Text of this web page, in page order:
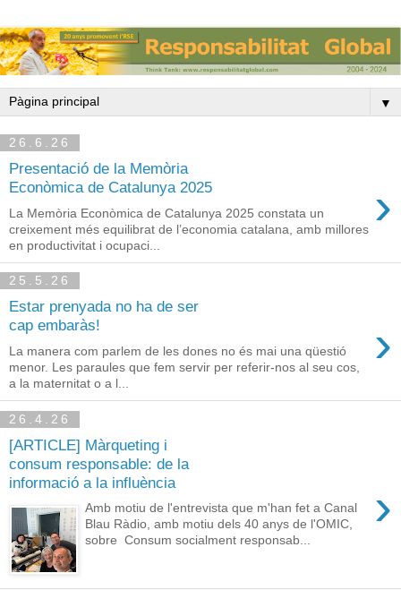
▼
26.6.26
Presentació de la Memòria
Econòmica de Catalunya 2025
›
La Memòria Econòmica de Catalunya 2025 constata un
creixement més equilibrat de l’economia catalana, amb millores
en productivitat i ocupaci...
25.5.26
Estar prenyada no ha de ser
cap embaràs!
›
La manera com parlem de les dones no és mai una qüestió
menor. Les paraules que fem servir per referir-nos al seu cos,
a la maternitat o a l...
26.4.26
[ARTICLE] Màrqueting i
consum responsable: de la
informació a la influència
›
Amb motiu de l'entrevista que m'han fet a Canal
Blau Ràdio, amb motiu dels 40 anys de l'OMIC,
sobre Consum socialment responsab...